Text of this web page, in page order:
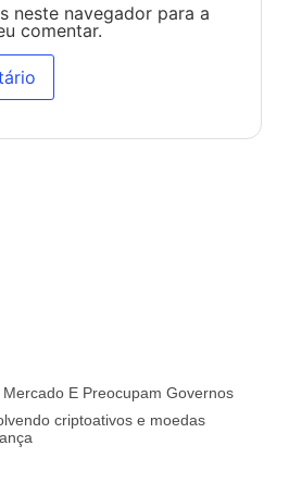
neste navegador para a
comentar.
E Preocupam Governos
criptoativos e moedas